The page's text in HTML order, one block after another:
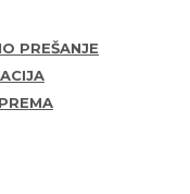
PREŠANJE